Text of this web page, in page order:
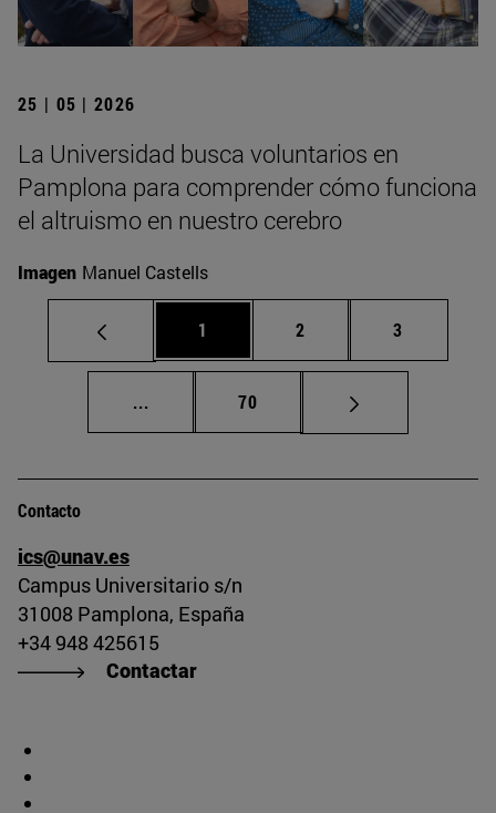
25 | 05 | 2026
La Universidad busca voluntarios en
Pamplona para comprender cómo funciona
el altruismo en nuestro cerebro
Imagen Manuel Castells
Página
1 Página
2 Página
3
... Páginas intermedias Use TAB para
Página
70
Contacto
ics@unav.es
Campus Universitario s/n
31008 Pamplona, España
+34 948 425615
Contactar